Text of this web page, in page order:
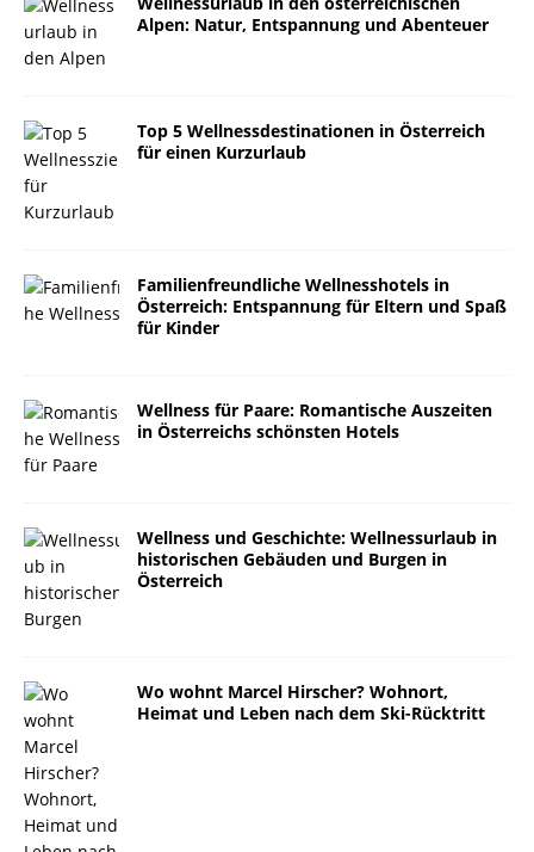
Alpen: Natur, Entspannung und Abenteuer
Top 5 Wellnessdestinationen in Österreich
für einen Kurzurlaub
Familienfreundliche Wellnesshotels in
Österreich: Entspannung für Eltern und Spaß
für Kinder
Wellness für Paare: Romantische Auszeiten
in Österreichs schönsten Hotels
Wellness und Geschichte: Wellnessurlaub in
historischen Gebäuden und Burgen in
Österreich
Wo wohnt Marcel Hirscher? Wohnort,
Heimat und Leben nach dem Ski-Rücktritt